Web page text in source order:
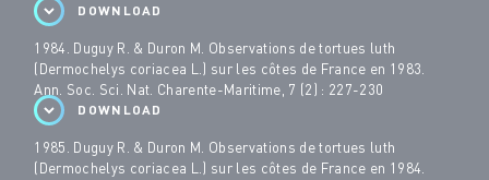
DOWNLOAD
1984. Duguy R. & Duron M. Observations de tortues luth
(Dermochelys coriacea L.) sur les côtes de France en 1983.
Ann. Soc. Sci. Nat. Charente-Maritime, 7 (2) : 227-230
DOWNLOAD
1985. Duguy R. & Duron M. Observations de tortues luth
(Dermochelys coriacea L.) sur les côtes de France en 1984.